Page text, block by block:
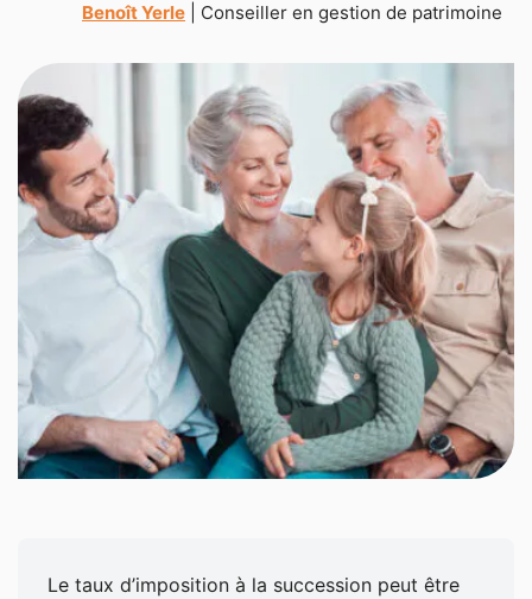
Benoît Yerle
| Conseiller en gestion de patrimoine
Le taux d’imposition à la succession peut être